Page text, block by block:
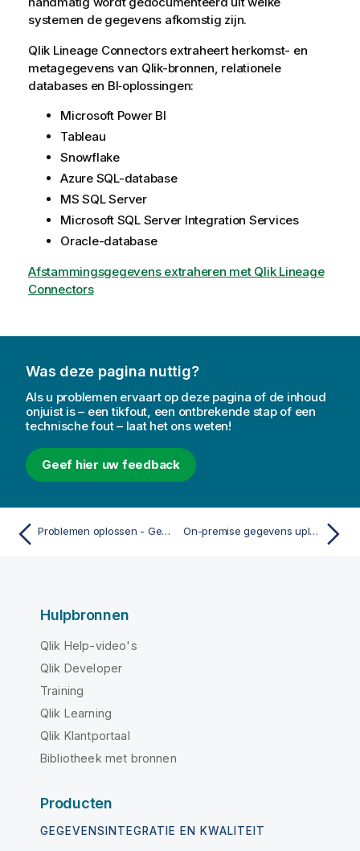
systemen de gegevens afkomstig zijn.
Qlik Lineage Connectorsextraheert herkomst- en
metagegevens van Qlik-bronnen, relationele
databases en BI‑oplossingen:
Microsoft Power BI
Tableau
Snowflake
Azure SQL-database
MS SQL Server
Microsoft SQL Server Integration Services
Oracle-database
Afstammingsgegevens extraheren met Qlik Lineage
Connectors
Was deze pagina nuttig?
Als u problemen ervaart op deze pagina of de inhoud
onjuist is – een tikfout, een ontbrekende stap of een
technische fout – laat het ons weten!
Geef hier uw feedback
Problemen oplossen - Gegevens laden On-premise gegevens uploaden met Qlik DataTransfer
Hulpbronnen
Qlik Help-video's
Qlik Developer
Training
Qlik Learning
Qlik Klantportaal
Bibliotheek met bronnen
Producten
GEGEVENSINTEGRATIE EN KWALITEIT